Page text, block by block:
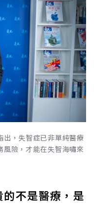
出，失智症已非單純醫療
風險，才能在失智海嘯來
不是醫療，是